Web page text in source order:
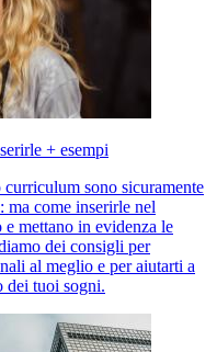
+ esempi
sono sicuramente
ma come inserirle nel
mettano in evidenza le
dei consigli per
al meglio e per aiutarti a
dei tuoi sogni.